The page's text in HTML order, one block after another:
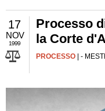
17
NOV
1999
Processo
la Corte
PROCESSO | -